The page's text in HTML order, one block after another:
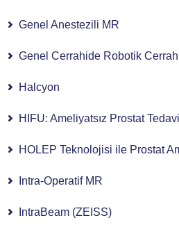
Genel Anestezili MR
Genel Cerrahide Robotik Cerrahi
Halcyon
HIFU: Ameliyatsız Prostat
HOLEP Teknolojisi ile Prostat
Intra-Operatif MR
IntraBeam (ZEISS)